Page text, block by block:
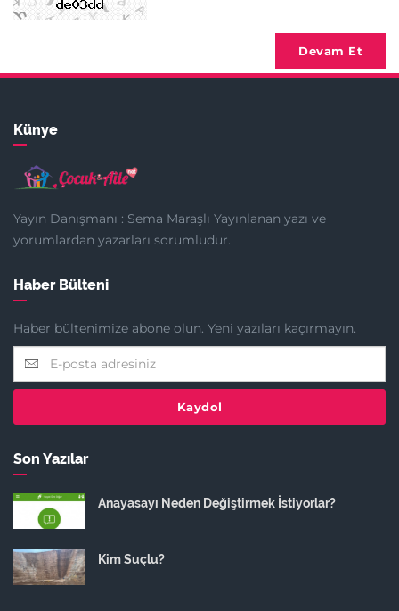
Devam Et
Künye
Yayın Danışmanı : Sema Maraşlı Yayınlanan yazı ve
yorumlardan yazarları sorumludur.
Haber Bülteni
Haber bültenimize abone olun. Yeni yazıları kaçırmayın.
Kaydol
Son Yazılar
Anayasayı Neden Değiştirmek İstiyorlar?
Kim Suçlu?